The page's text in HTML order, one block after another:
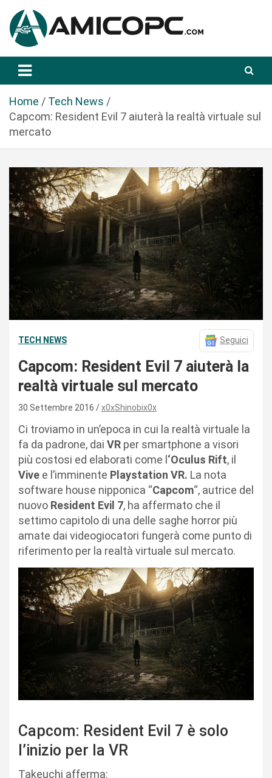
a
Amicopc.com
Home
Tech News
Capcom: Resident Evil 7 aiuterà la realtà virtuale sul
mercato
TECH NEWS Seguici
Capcom: Resident Evil 7 aiuterà la
realtà virtuale sul mercato
30 Settembre 2016 x0xShinobix0x
Ci troviamo in un’epoca in cui la realtà virtuale la
fa da padrone, dai VR per smartphone a visori
più costosi ed elaborati come l‘Oculus Rift, il
Vive e l’imminente Playstation VR. La nota
software house nipponica “Capcom“, autrice del
nuovo Resident Evil 7, ha affermato che il
settimo capitolo di una delle saghe horror più
amate dai videogiocatori fungerà come punto di
riferimento per la realtà virtuale sul mercato.
Capcom: Resident Evil 7 è solo
l’inizio per la VR
Takeuchi afferma: